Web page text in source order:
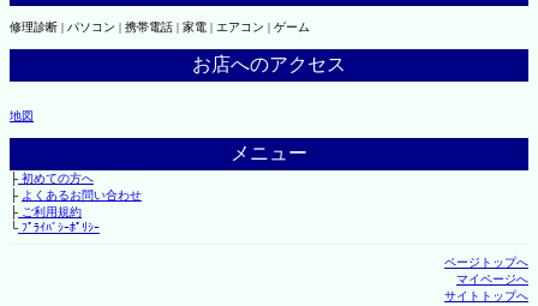
修理診断 | パソコン | 携帯電話 | 家電 | エアコン | ゲーム
お店へのアクセス
地図
メニュー
├初めての方へ
├ よくあるお問い合わせ
├ご利用規約
└ﾌﾟﾗｲﾊﾞｼｰﾎﾟﾘｼｰ
ページトップへ
マイページへ
サイトトップへ